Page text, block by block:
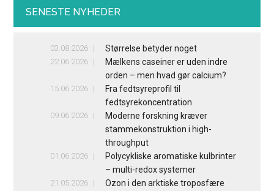
SENESTE NYHEDER
03.08.2026 Størrelse betyder noget
22.06.2026
Mælkens caseiner er uden indre
orden – men hvad gør calcium?
15.06.2026
Fra fedtsyreprofil til
fedtsyrekoncentration
09.06.2026
Moderne forskning kræver
stammekonstruktion i high-
throughput
01.06.2026
Polycykliske aromatiske kulbrinter
– multi-redox systemer
21.05.2026 Ozon i den arktiske troposfære